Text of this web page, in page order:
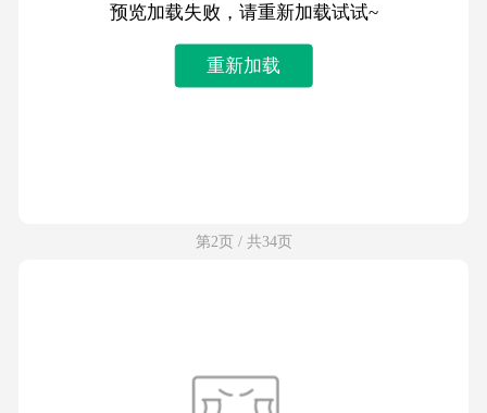
预览加载失败，请重新加载试试~
重新加载
第2页 / 共34页